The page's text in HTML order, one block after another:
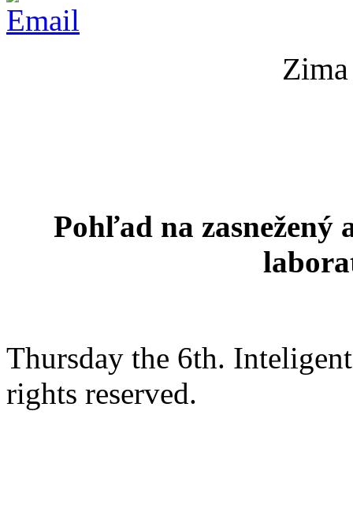
Pohľad na zasnežený
Thursday the 6th.
rights reserved.